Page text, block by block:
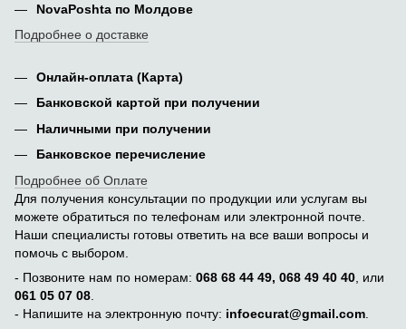
NovaPoshta по Молдове
Подробнее о доставке
Онлайн-оплата (Карта)
Банковской картой при получении
Наличными при получении
Банковское перечисление
Подробнее об Оплате
Для получения консультации по продукции или услугам вы
можете обратиться по телефонам или электронной почте.
Наши специалисты готовы ответить на все ваши вопросы и
помочь с выбором.
- Позвоните нам по номерам: 068 68 44 49, 068 49 40 40 , или
061 05 07 08
- Напишите на электронную почту: infoecurat@gmail.com